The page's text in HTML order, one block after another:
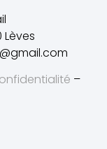
Lèves
–